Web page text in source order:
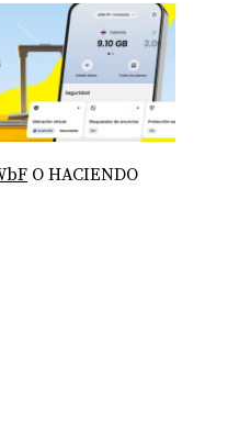
O HACIENDO